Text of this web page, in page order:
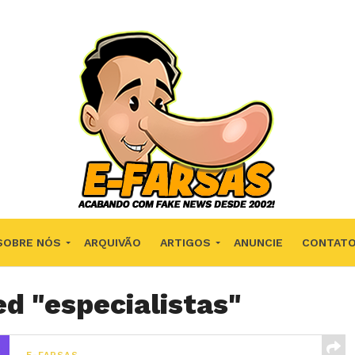
NÓS ARQUIVÃO ARTIGOS ANUNCIE CONTATO
"especialistas"